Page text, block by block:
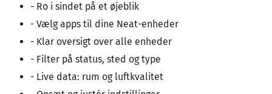
- Ro i sindet på et øjeblik
- Vælg apps til dine Neat-enheder
- Klar oversigt over alle enheder
- Filter på status, sted og type
- Live data: rum og luftkvalitet